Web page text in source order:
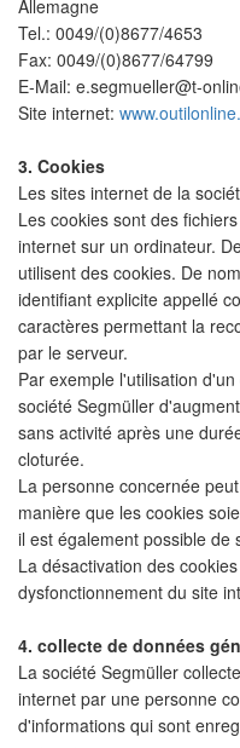
Allemagne
Tel.: 0049/(0)8677/4653
Fax: 0049/(0)8677/64799
E-Mail: e.segmueller@t-
Site internet:
3. Cookies
Les sites internet de la
Les cookies sont des
internet sur un ordinateur.
utilisent des cookies. De
identifiant explicite appellé
caractères permettant la
par le serveur.
Par exemple l'utilisation
société Segmüller
sans activité après une
cloturée.
La personne concernée
manière que les cookies
il est également possible de
La désactivation des
dysfonctionnement du site
4. collecte de données
La société Segmüller
internet par une personne
d'informations qui sont